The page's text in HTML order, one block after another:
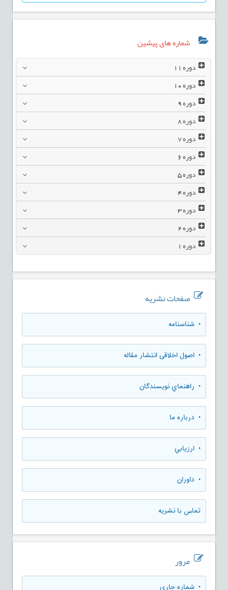
شماره های پیشین
دوره11
دوره10
دوره9
دوره8
دوره7
دوره6
دوره5
دوره4
دوره3
دوره2
دوره1
صفحات نشریه
• شناسنامه
• اصول اخلاقی انتشار مقاله
• راهنماي نويسندگان
• درباره ما
• ارزيابي
• داوران
تماس با نشریه
مرور
• شماره جاری